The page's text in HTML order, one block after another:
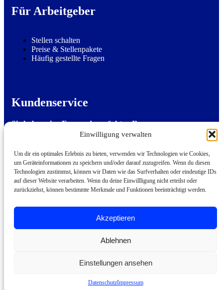
Einwilligung verwalten
Um dir ein optimales Erlebnis zu bieten, verwenden wir Technologien wie Cookies,
um Geräteinformationen zu speichern und/oder darauf zuzugreifen. Wenn du diesen
Technologien zustimmst, können wir Daten wie das Surfverhalten oder eindeutige IDs
auf dieser Website verarbeiten. Wenn du deine Einwillligung nicht erteilst oder
zurückziehst, können bestimmte Merkmale und Funktionen beeinträchtigt werden.
Akzeptieren
Ablehnen
Einstellungen ansehen
DatenschutzImpressum
Für Arbeitgeber
Stellen schalten
Preise & Stellenpakete
Häufig gestellte Fragen
Kundenservice
Sie haben eine Frage oder möchten Ihre
Stellenanzeige per E-Mail einreichen?
8:00 bis 18:00 Uhr per E-Mail.
Kundenservice kontaktieren
© 2026 Alle Rechte vorbehalten.
AGB|Datenschutz |Impressum